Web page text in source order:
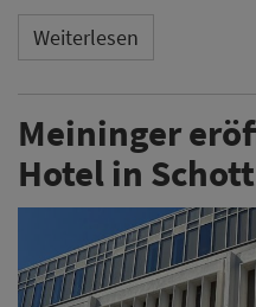
Weiterlesen
Meininger
Hotel in